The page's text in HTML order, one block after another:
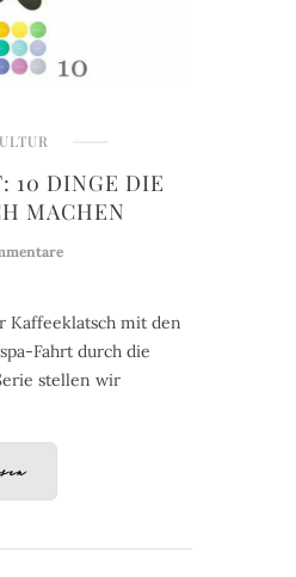
10 DINGE DIE
MACHEN
Kaffeeklatsch mit den
Fahrt durch die
stellen wir